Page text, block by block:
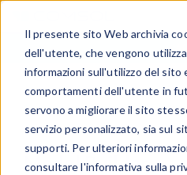
Il presente sito Web archivia
dell'utente, che vengono
informazioni sull'utilizzo del sito
comportamenti dell'utente in
servono a migliorare il sito
servizio personalizzato, sia sul
supporti. Per ulteriori
consultare l'informativa sulla
Gamma prodottiCOMSOL
Model Builder